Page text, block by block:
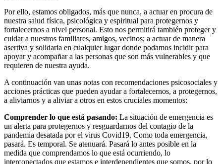
Por ello, estamos obligados, más que nunca, a actuar en procura de
nuestra salud física, psicológica y espiritual para protegernos y
fortalecernos a nivel personal. Esto nos permitirá también proteger y
cuidar a nuestros familiares, amigos, vecinos; a actuar de manera
asertiva y solidaria en cualquier lugar donde podamos incidir para
apoyar y acompañar a las personas que son más vulnerables y que
requieren de nuestra ayuda.
A continuación van unas notas con recomendaciones psicosociales y
acciones prácticas que pueden ayudar a fortalecernos, a protegernos,
a aliviarnos y a aliviar a otros en estos cruciales momentos:
Comprender lo que está pasando: La situación de emergencia es
un alerta para protegernos y resguardarnos del contagio de la
pandemia desatada por el virus Covid19. Como toda emergencia,
pasará. Es temporal. Se atenuará. Pasará lo antes posible en la
medida que comprendamos lo que está ocurriendo, lo
interconectados que estamos e interdependientes que somos, por lo